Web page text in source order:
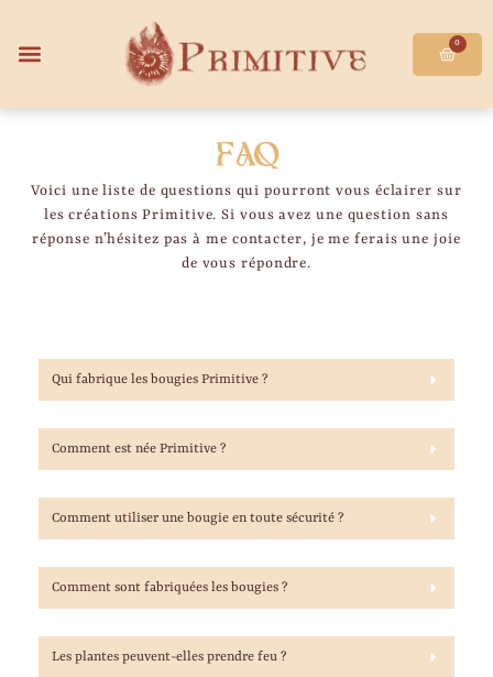
0
FAQ
Voici une liste de questions qui pourront vous éclairer sur
les créations Primitive. Si vous avez une question sans
réponse n’hésitez pas à me contacter, je me ferais une joie
de vous répondre.
Qui fabrique les bougies Primitive ?
Comment est née Primitive ?
Comment utiliser une bougie en toute sécurité ?
Comment sont fabriquées les bougies ?
Les plantes peuvent-elles prendre feu ?